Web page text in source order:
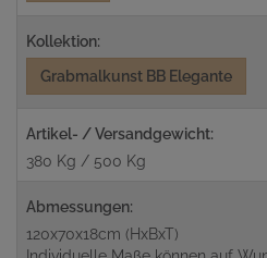
Kollektion:
Grabmalkunst BB Elegante
Artikel- / Versandgewicht:
380 Kg / 500 Kg
Abmessungen:
120x70x18cm (HxBxT)